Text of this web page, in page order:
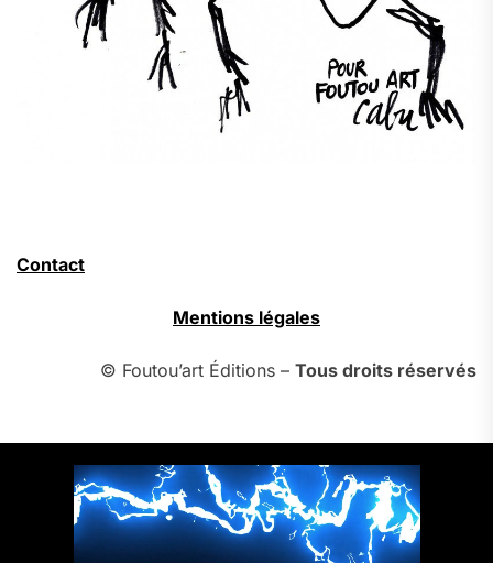
Contact
Mentions légales
© Foutou’art Éditions – Tous droits réservés